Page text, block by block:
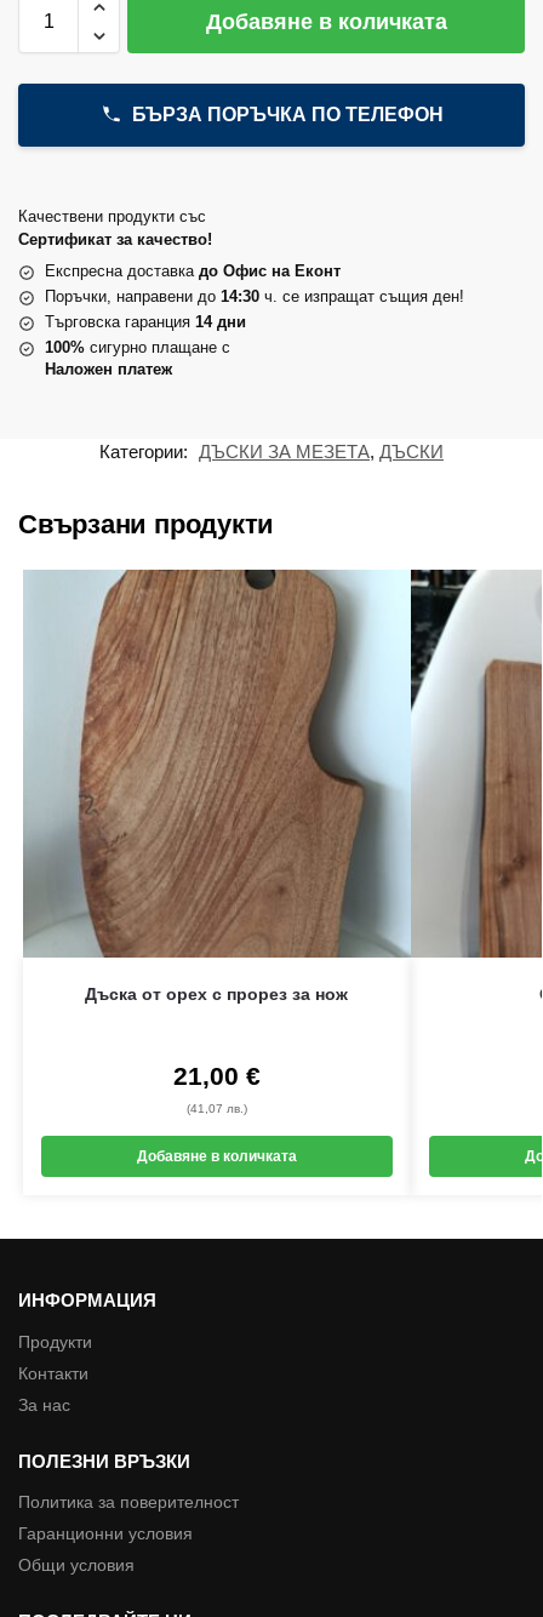
Добавяне в количката
БЪРЗА ПОРЪЧКА ПО ТЕЛЕФОН
Качествени продукти със
Сертификат за качество!
Експресна доставка до Офис на Еконт
Поръчки, направени до 14:30 ч. се изпращат същия ден!
Търговска гаранция 14 дни
100% сигурно плащане с
Наложен платеж
Категории: ДЪСКИ ЗА МЕЗЕТА, ДЪСКИ
Свързани продукти
Дъска от орех с прорез за нож
21,00 €
(41,07 лв.)
Добавяне в количката
ИНФОРМАЦИЯ
Продукти
Контакти
За нас
ПОЛЕЗНИ ВРЪЗКИ
Политика за поверителност
Гаранционни условия
Общи условия